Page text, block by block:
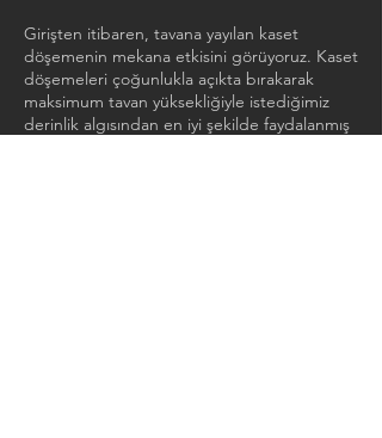
Girişten itibaren, tavana yayılan kaset
döşemenin mekana etkisini görüyoruz. Kaset
döşemeleri çoğunlukla açıkta bırakarak
maksimum tavan yüksekliğiyle istediğimiz
derinlik algısından en iyi şekilde faydalanmış